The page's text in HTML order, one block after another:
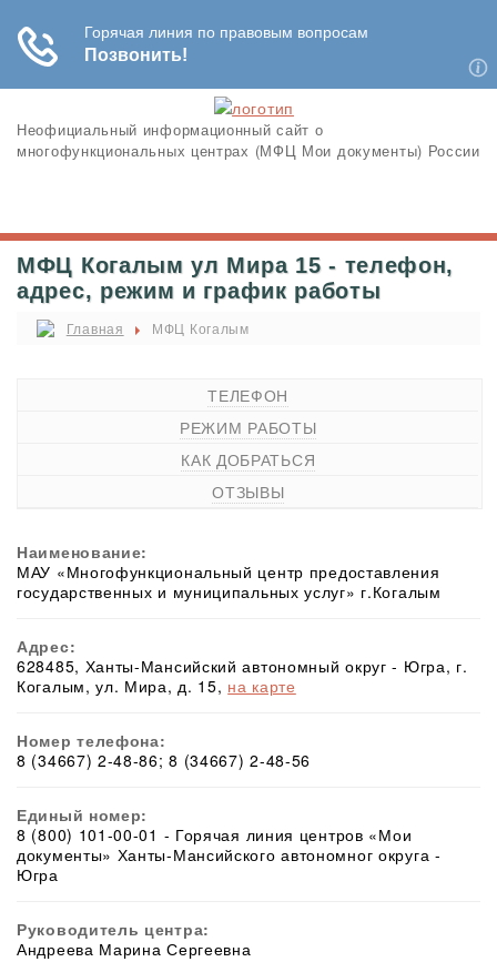
Неофициальный информационный сайт о
многофункциональных центрах (МФЦ Мои документы) России
МФЦ Когалым ул Мира 15 - телефон,
адрес, режим и график работы
Главная МФЦ Когалым
ТЕЛЕФОН
РЕЖИМ РАБОТЫ
КАК ДОБРАТЬСЯ
ОТЗЫВЫ
Наименование:
МАУ «Многофункциональный центр предоставления
государственных и муниципальных услуг» г.Когалым
Адрес:
628485, Ханты-Мансийский автономный округ - Югра, г.
Когалым, ул. Мира, д. 15, на карте
Номер телефона:
8 (34667) 2-48-86; 8 (34667) 2-48-56
Единый номер:
8 (800) 101-00-01 - Горячая линия центров «Мои
документы» Ханты-Мансийского автономног округа -
Югра
Руководитель центра:
Андреева Марина Сергеевна